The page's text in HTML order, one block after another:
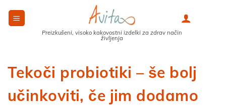
Preizkušeni, visoko kakovostni izdelki za zdrav način
življenja
Tekoči probiotiki – še bolj
učinkoviti, če jim dodamo